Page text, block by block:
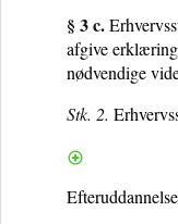
§ 3 c.
afgive
nødvendige
Stk. 2.
Efteruddannelse